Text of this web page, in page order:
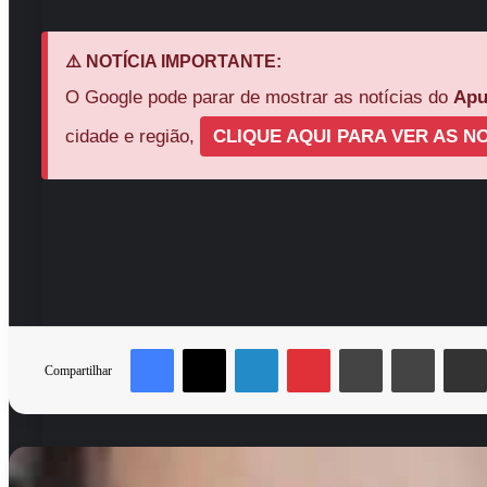
⚠️ NOTÍCIA IMPORTANTE:
O Google pode parar de mostrar as notícias do
cidade e região,
CLIQUE AQUI PARA VER AS
Compartilhar
Facebook
X LinkedinPinterestMessenger
Day
e
Menino
de